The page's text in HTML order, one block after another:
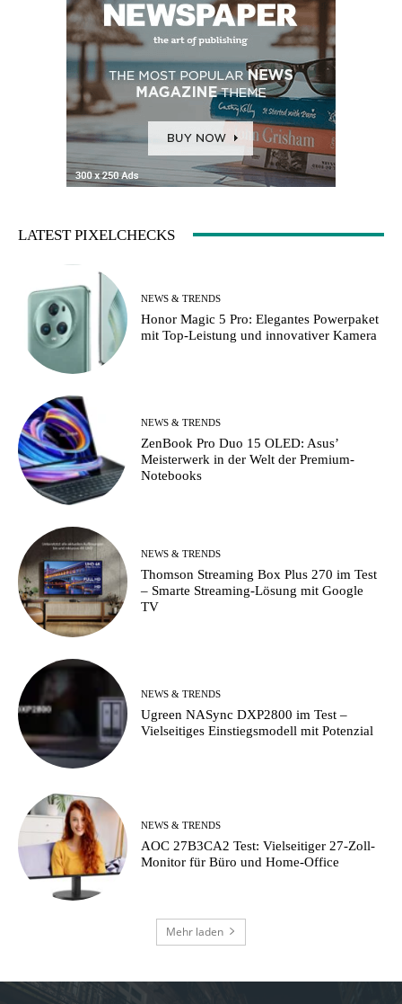
LATEST PIXELCHECKS
NEWS & TRENDS
Honor Magic 5 Pro: Elegantes Powerpaket
mit Top-Leistung und innovativer Kamera
NEWS & TRENDS
ZenBook Pro Duo 15 OLED: Asus’
Meisterwerk in der Welt der Premium-
Notebooks
NEWS & TRENDS
Thomson Streaming Box Plus 270 im Test
– Smarte Streaming-Lösung mit Google
TV
NEWS & TRENDS
Ugreen NASync DXP2800 im Test –
Vielseitiges Einstiegsmodell mit Potenzial
NEWS & TRENDS
AOC 27B3CA2 Test: Vielseitiger 27-Zoll-
Monitor für Büro und Home-Office
Mehr laden